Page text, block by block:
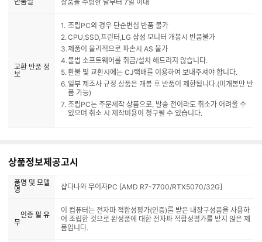
상품을 수령한 날부터 7일 이내
교환 반품 정
보
조립PC의 경우 단순변심 반품 불가
CPU,SSD,프린터,LG 삼성 모니터 개봉시 반품불가
제품이 물리적으로 파손시 AS 불가
불법 소프트웨어를 취급/설치 해드리지 않습니다.
환불 및 교환시에는 CJ택배를 이용하여 보내주셔야 합니다.
일부 제조사 규정 상품은 개봉 후 반품이 제한됩니다.(미개봉만 반
품 가능)
조립PC는 주문제작 상품으로, 발송 전이라도 취소가 어려울 수
있으며 취소 시 제작비용이 청구될 수 있습니다.
상품정보제공고시
품명 및 모델
명
샵다나와 무이자PC [AMD R7-7700/RTX5070/32G]
인증 필 유
무
이 컴퓨터는 전자파 적합성평가(인증)를 받은 내장구성품을 사용하
여 조립한 것으로 완성품에 대한 전자파 적합성평가를 받지 않은 제
품입니다.